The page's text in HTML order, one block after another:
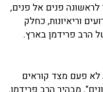
פנים אל פנים,
וריאיונות, כחלק
הרב פרידמן בארץ.
לא פעם מצד קוראים